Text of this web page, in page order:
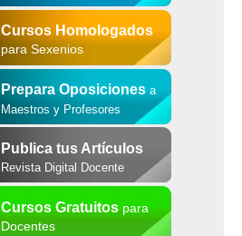
Cursos Homologados
para Sexenios
Prepara Oposiciones a
Maestros y Profesores
Publica tus Artículos
Revista Digital Docente
Cursos Gratuitospara
Docentes